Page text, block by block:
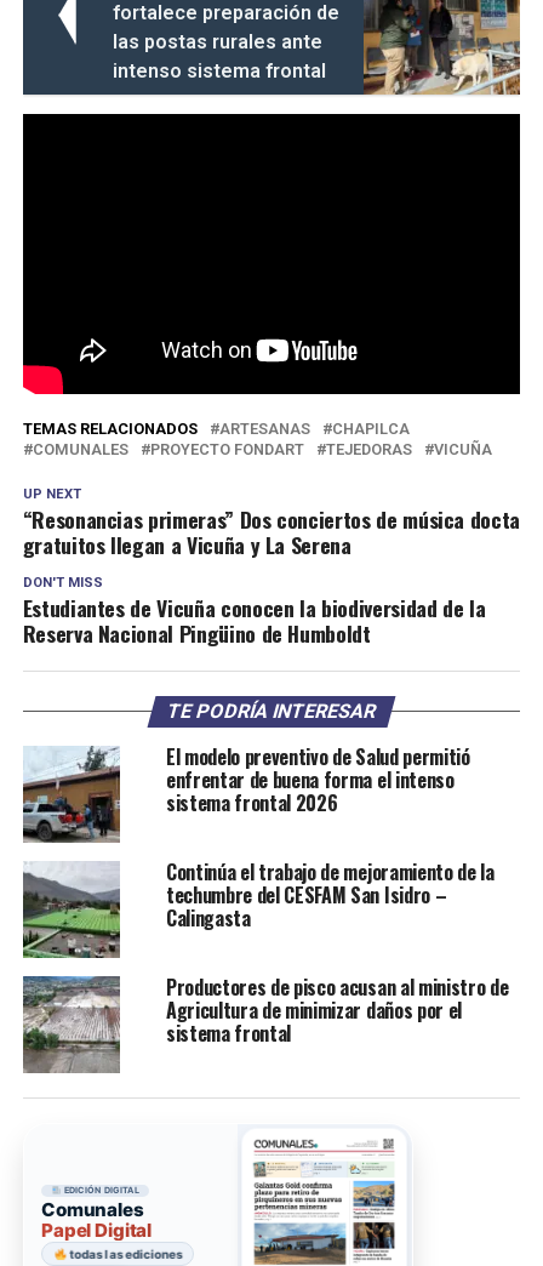
fortalece preparación de
las postas rurales ante
intenso sistema frontal
TEMAS RELACIONADOS ARTESANAS
CHAPILCA
COMUNALES
PROYECTO FONDART TEJEDORAS VICUÑA
UP NEXT
“Resonancias primeras” Dos conciertos de música docta
gratuitos llegan a Vicuña y La Serena
DON'T MISS
Estudiantes de Vicuña conocen la biodiversidad de la
Reserva Nacional Pingüino de Humboldt
TE PODRÍA INTERESAR
El modelo preventivo de Salud permitió
enfrentar de buena forma el intenso
sistema frontal 2026
Continúa el trabajo de mejoramiento de la
techumbre del CESFAM San Isidro –
Calingasta
Productores de pisco acusan al ministro de
Agricultura de minimizar daños por el
sistema frontal
EDICIÓN DIGITAL
Comunales
Papel Digital
todas las ediciones